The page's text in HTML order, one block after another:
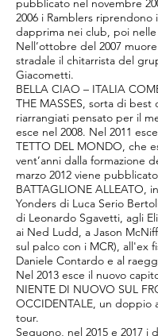
pubblicato nel novembre
2006 i Ramblers riprendono
dapprima nei club, poi nelle
Nell’ottobre del 2007
stradale il chitarrista del
Giacometti.
BELLA CIAO – ITALIA
THE MASSES, sorta di best
riarrangiati pensato per il
esce nel 2008. Nel 2011
TETTO DEL MONDO, che
vent’anni dalla formazione
marzo 2012 viene
BATTAGLIONE ALLEATO,
Yonders di Luca Serio
di Leonardo Sgavetti, agli
ai Ned Ludd, a Jason
sul palco con i MCR), all'ex
Daniele Contardo e al
Nel 2013 esce il nuovo
NIENTE DI NUOVO SUL
OCCIDENTALE, un doppio
tour.
Seguono, nel 2015 e 2017 i